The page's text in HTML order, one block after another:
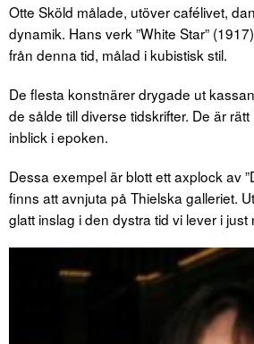
Otte Sköld målade, utöver cafélivet,
dynamik. Hans verk ”White Star”
från denna tid, målad i kubistisk stil.
De flesta konstnärer drygade ut
de sålde till diverse tidskrifter. De är
inblick i epoken.
Dessa exempel är blott ett axplock av
finns att avnjuta på Thielska galleriet.
glatt inslag i den dystra tid vi lever i just